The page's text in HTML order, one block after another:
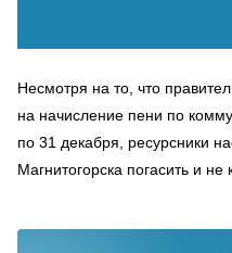
Несмотря на то, что
на начисление пени по
по 31 декабря, ресурсники
Магнитогорска погасить и не